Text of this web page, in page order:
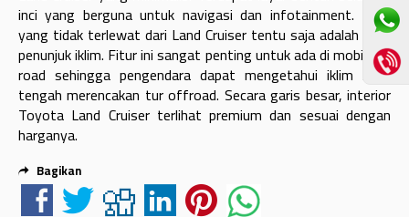
inci yang berguna untuk navigasi dan infotainment. Fitur
yang tidak terlewat dari Land Cruiser tentu saja adalah fitur
penunjuk iklim. Fitur ini sangat penting untuk ada di mobil off
road sehingga pengendara dapat mengetahui iklim saat
tengah merencakan tur offroad. Secara garis besar, interior
Toyota Land Cruiser terlihat premium dan sesuai dengan
harganya.
Bagikan